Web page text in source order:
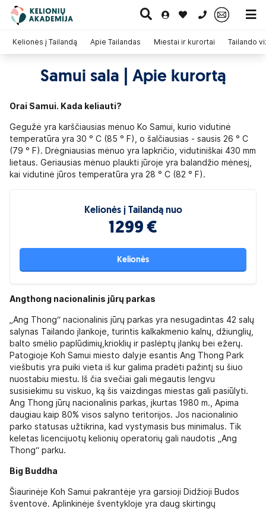
0 700 11007
Kelionės į Tailandą Apie Tailandas Miestai ir kurortai Tailando
Samui sala | Apie kurortą
Orai Samui. Kada keliauti?
Gegužė yra karščiausias mėnuo Ko Samui, kurio vidutinė
temperatūra yra 30 ° C (85 ° F), o šalčiausias - sausis 26 ° C
(79 ° F). Drėgniausias mėnuo yra lapkričio, vidutiniškai 430 mm
lietaus. Geriausias mėnuo plaukti jūroje yra balandžio mėnesį,
kai vidutinė jūros temperatūra yra 28 ° C (82 ° F).
Kelionės į Tailandą nuo
1299 €
Kelionės
Angthong nacionalinis jūrų parkas
„Ang Thong“ nacionalinis jūrų parkas yra nesugadintas 42 salų
salynas Tailando įlankoje, turintis kalkakmenio kalnų, džiunglių,
balto smėlio paplūdimių,krioklių ir paslėptų įlankų bei ežerų.
Patogioje Koh Samui miesto dalyje esantis Ang Thong Park
viešbutis yra puiki vieta iš kur galima pradėti pažintį su šiuo
nuostabiu miestu. Iš čia svečiai gali mėgautis lengvu
susisiekimu su viskuo, ką šis vaizdingas miestas gali pasiūlyti.
Ang Thong jūrų nacionalinis parkas, įkurtas 1980 m., Apima
daugiau kaip 80% visos salyno teritorijos. Jos nacionalinio
parko statusas užtikrina, kad vystymasis bus minimalus. Tik
keletas licencijuotų kelionių operatorių gali naudotis „Ang
Thong“ parku.
Big Buddha
Šiaurinėje Koh Samui pakrantėje yra garsioji Didžioji Budos
šventovė. Aplinkinėje šventykloje yra daug skirtingų